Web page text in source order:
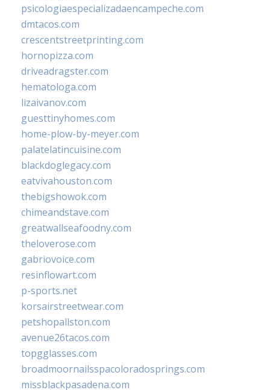
psicologiaespecializadaencampeche.com
dmtacos.com
crescentstreetprinting.com
hornopizza.com
driveadragster.com
hematologa.com
lizaivanov.com
guesttinyhomes.com
home-plow-by-meyer.com
palatelatincuisine.com
blackdoglegacy.com
eatvivahouston.com
thebigshowok.com
chimeandstave.com
greatwallseafoodny.com
theloverose.com
gabriovoice.com
resinflowart.com
p-sports.net
korsairstreetwear.com
petshopallston.com
avenue26tacos.com
topgglasses.com
broadmoornailsspacoloradosprings.com
missblackpasadena.com